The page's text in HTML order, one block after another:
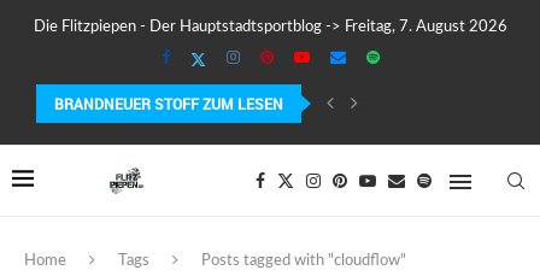
Die Flitzpiepen - Der Hauptstadtsportblog -> Freitag, 7. August 2026
BRANDNEUER STOFF ZUM LESEN
COROS PACE 4 IM TEST – LEICHT, SCHNELL...
Home Tags Posts tagged with "cloudflow"